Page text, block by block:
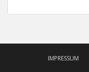
IMPRESSUM